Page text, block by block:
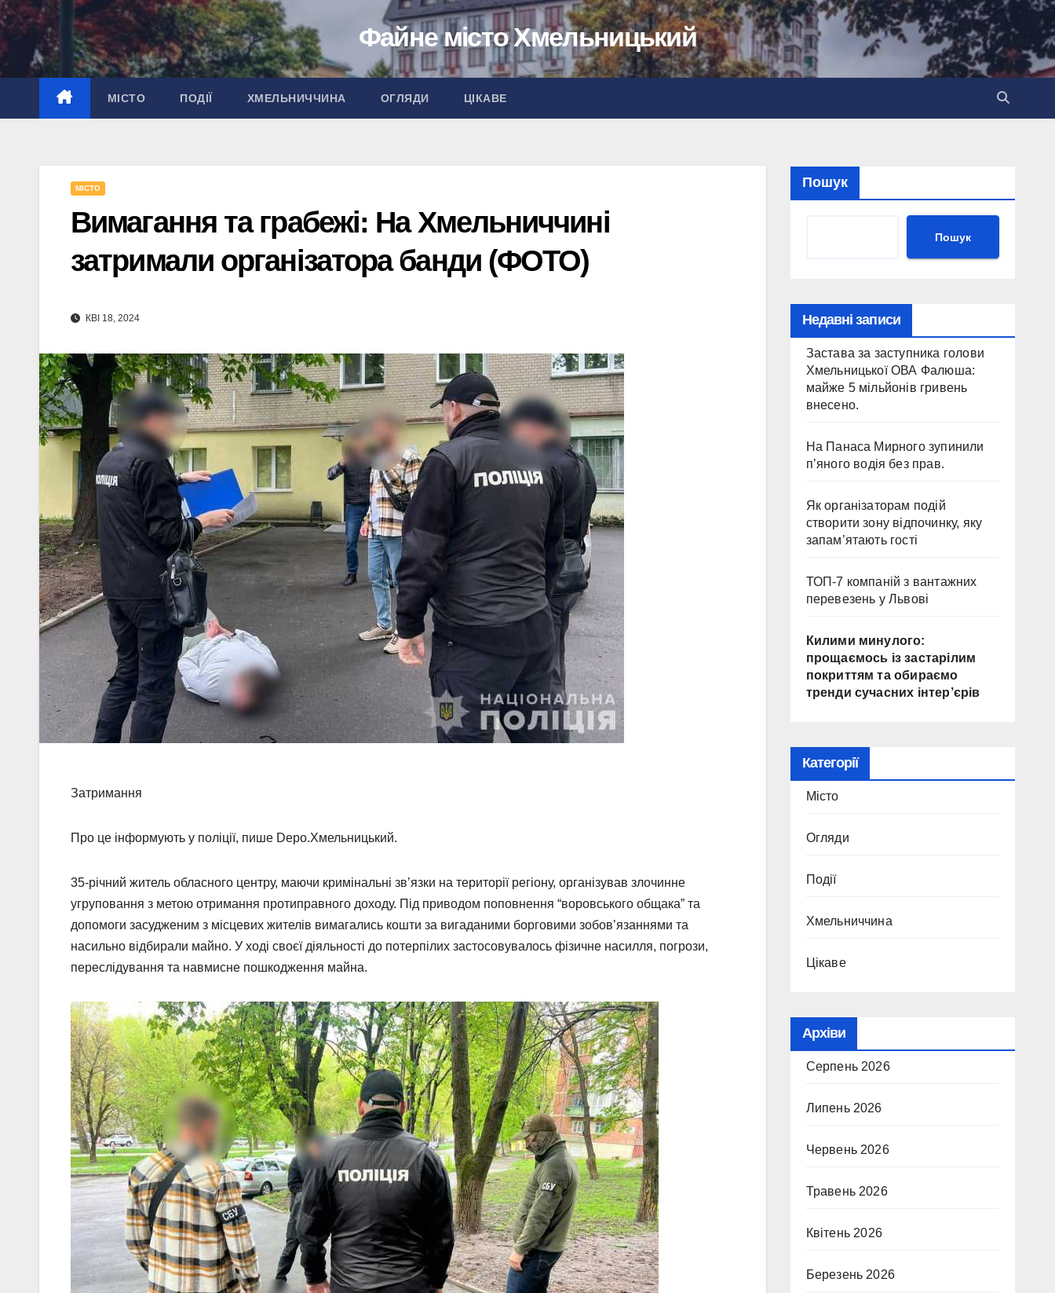
Перейти
вмісту
Файне місто Хмельницький
МІСТО ПОДІЇ ХМЕЛЬНИЧЧИНА ОГЛЯДИ ЦІКАВЕ
МІСТО
Вимагання та грабежі: На Хмельниччині
затримали організатора банди (ФОТО)
КВІ 18, 2024
Затримання
Про це інформують у поліції, пише Depo.Хмельницький.
35-річний житель обласного центру, маючи кримінальні зв’язки на території регіону, організував злочинне
угруповання з метою отримання протиправного доходу. Під приводом поповнення “воровського общака” та
допомоги засудженим з місцевих жителів вимагались кошти за вигаданими борговими зобов’язаннями та
насильно відбирали майно. У ході своєї діяльності до потерпілих застосовувалось фізичне насилля, погрози,
переслідування та навмисне пошкодження майна.
Пошук
Пошук
Недавні записи
Застава за заступника голови
Хмельницької ОВА Фалюша:
майже 5 мільйонів гривень
внесено.
На Панаса Мирного зупинили
п’яного водія без прав.
Як організаторам подій
створити зону відпочинку, яку
запам’ятають гості
ТОП-7 компаній з вантажних
перевезень у Львові
Килими минулого:
прощаємось із застарілим
покриттям та обираємо
тренди сучасних інтер’єрів
Категорії
Місто
Огляди
Події
Хмельниччина
Цікаве
Архіви
Серпень 2026
Липень 2026
Червень 2026
Травень 2026
Квітень 2026
Березень 2026